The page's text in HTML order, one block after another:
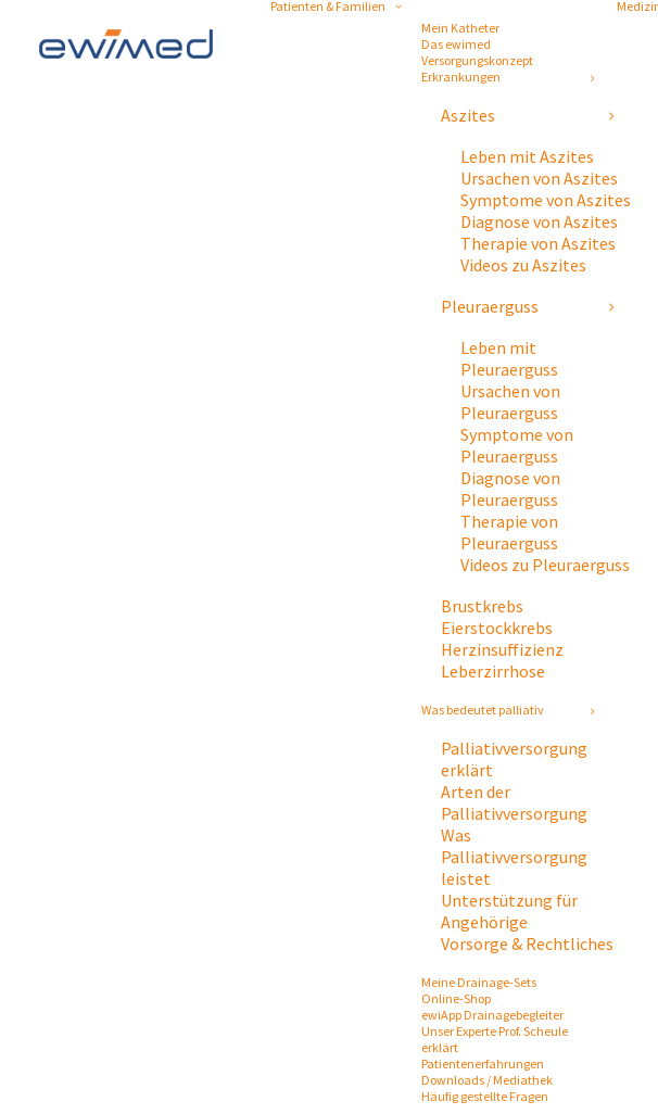
Patienten & Familien
Mein Katheter
Das ewimed
Versorgungskonzept
Erkrankungen
Aszites
Leben mit Aszites
Ursachen von Aszites
Symptome von Aszites
Diagnose von Aszites
Therapie von Aszites
Videos zu Aszites
Pleuraerguss
Leben mit
Pleuraerguss
Ursachen von
Pleuraerguss
Symptome von
Pleuraerguss
Diagnose von
Pleuraerguss
Therapie von
Pleuraerguss
Videos zu Pleuraerguss
Brustkrebs
Eierstockkrebs
Herzinsuffizienz
Leberzirrhose
Was bedeutet palliativ
Palliativversorgung
erklärt
Arten der
Palliativversorgung
Was
Palliativversorgung
leistet
Unterstützung für
Angehörige
Vorsorge & Rechtliches
Meine Drainage-Sets
Online-Shop
ewiApp Drainagebegleiter
Unser Experte Prof. Scheule
erklärt
Patientenerfahrungen
Downloads / Mediathek
Häufig gestellte Fragen